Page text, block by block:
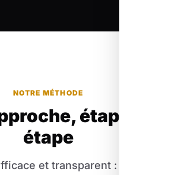
NOTRE MÉTHODE
étape par
étape
et transparent : voici